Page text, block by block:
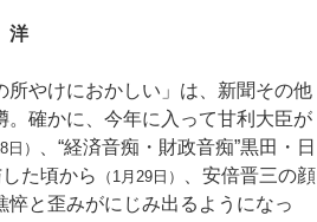
洋
やけにおかしい」は、新聞その他
確かに、今年に入って甘利大臣が
日）
、“経済音痴・財政音痴”黒田・日
た頃から
（1月29日）
、安倍晋三の顔
と歪みがにじみ出るようになっ